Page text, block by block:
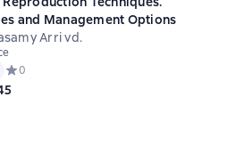
and Management Options
Arri vd.
Средний рейтинг 0 на основе 0 оценок
0